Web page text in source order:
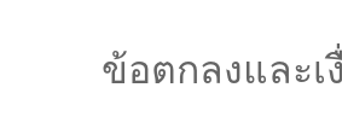
ข้อตกลงและเ